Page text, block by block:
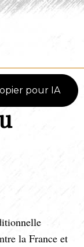
pour IA
la France et